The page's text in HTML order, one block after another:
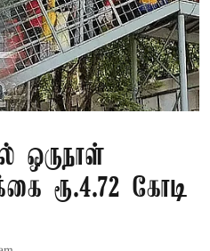
ஒருநாள்
ரூ.4.72 கோடி